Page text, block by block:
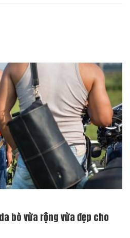
bò vừa rộng vừa đẹp cho